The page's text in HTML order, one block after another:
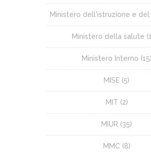
Ministero dell'istruzione e
Ministero della salute
Ministero Interno (15)
MISE (5)
MIT (2)
MIUR (35)
MMC (8)